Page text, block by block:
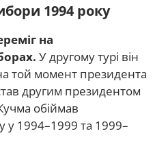
1994 року
на
У другому турі він
той момент президента
другим президентом
обіймав
у 1994–1999 та 1999–